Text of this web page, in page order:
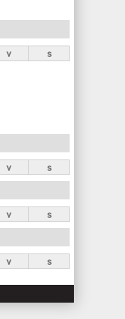
v s
v s
v s
v s